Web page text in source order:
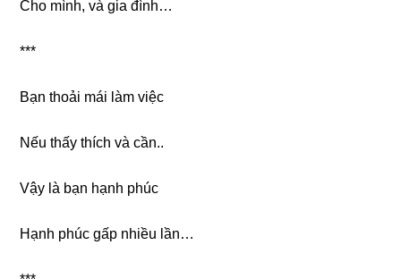
Cho mình, và ɡia đình…
***
Bạn thoải mái làm việc
Nếu thấy thích và cần..
Vậy là bạn hạnh phúc
Hạnh phúc ɡấp nhiều lần…